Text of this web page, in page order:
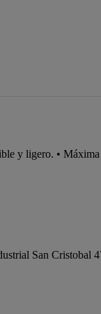
y ligero. •
San Cristobal